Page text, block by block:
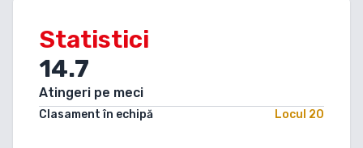
Statistici
14.7
Atingeri pe meci
Clasament în echipă Locul 20